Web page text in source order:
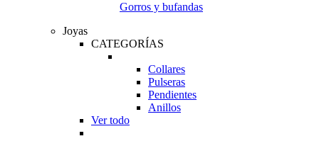
Gorros y bufandas
Joyas
CATEGORÍAS
Collares
Pulseras
Pendientes
Anillos
Ver todo